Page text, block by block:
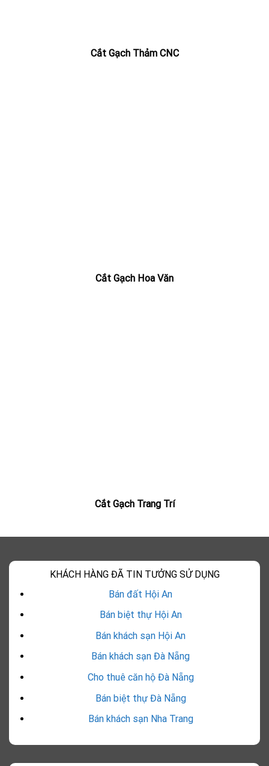
Cắt Gạch Thảm CNC
Cắt Gạch Hoa Văn
Cắt Gạch Trang Trí
KHÁCH HÀNG ĐÃ TIN TƯỞNG SỬ DỤNG
Bán đất Hội An
Bán biệt thự Hội An
Bán khách sạn Hội An
Bán khách sạn Đà Nẵng
Cho thuê căn hộ Đà Nẵng
Bán biệt thự Đà Nẵng
Bán khách sạn Nha Trang